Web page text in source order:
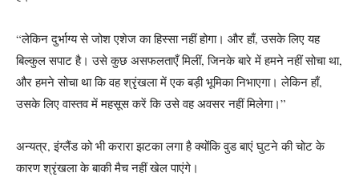
“लेकिन दुर्भाग्य से जोश एशेज का हिस्सा नहीं होगा। और हाँ, उसके लिए यह
बिल्कुल सपाट है। उसे कुछ असफलताएँ मिलीं, जिनके बारे में हमने नहीं सोचा था,
और हमने सोचा था कि वह श्रृंखला में एक बड़ी भूमिका निभाएगा। लेकिन हाँ,
उसके लिए वास्तव में महसूस करें कि उसे वह अवसर नहीं मिलेगा।”
अन्यत्र, इंग्लैंड को भी करारा झटका लगा है क्योंकि वुड बाएं घुटने की चोट के
कारण श्रृंखला के बाकी मैच नहीं खेल पाएंगे।